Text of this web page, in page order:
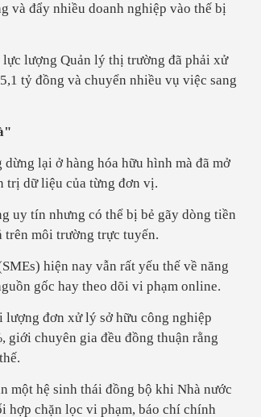
và đẩy nhiều doanh nghiệp vào thế bị
lượng Quản lý thị trường đã phải xử
tỷ đồng và chuyển nhiều vụ việc sang
lại ở hàng hóa hữu hình mà đã mở
trị dữ liệu của từng đơn vị.
uy tín nhưng có thể bị bẻ gãy dòng tiền
trên môi trường trực tuyến.
hiện nay vẫn rất yếu thế về năng
gốc hay theo dõi vi phạm online.
đơn xử lý sở hữu công nghiệp
giới chuyên gia đều đồng thuận rằng
một hệ sinh thái đồng bộ khi Nhà nước
hợp chặn lọc vi phạm, báo chí chính